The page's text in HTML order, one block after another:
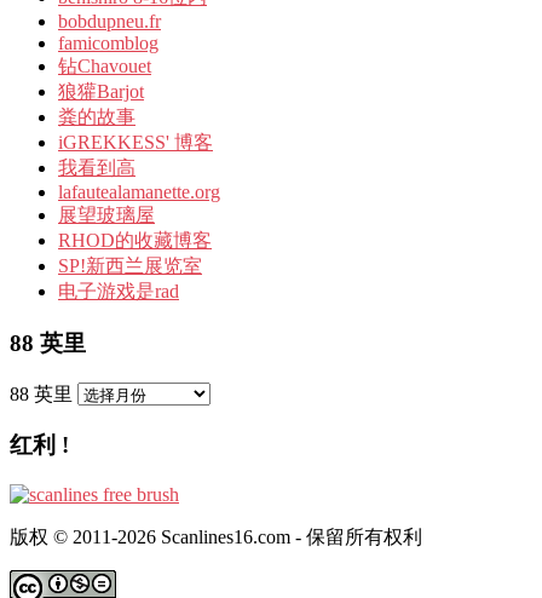
bobdupneu.fr
famicomblog
钻Chavouet
狼獾Barjot
粪的故事
iGREKKESS' 博客
我看到高
lafautealamanette.org
展望玻璃屋
RHOD的收藏博客
SP!新西兰展览室
电子游戏是rad
88 英里
88 英里
红利 !
版权 © 2011-2026 Scanlines16.com - 保留所有权利